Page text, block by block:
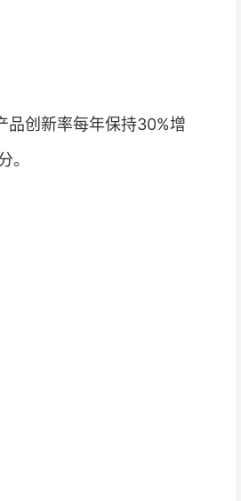
品创新率每年保持30%增
。